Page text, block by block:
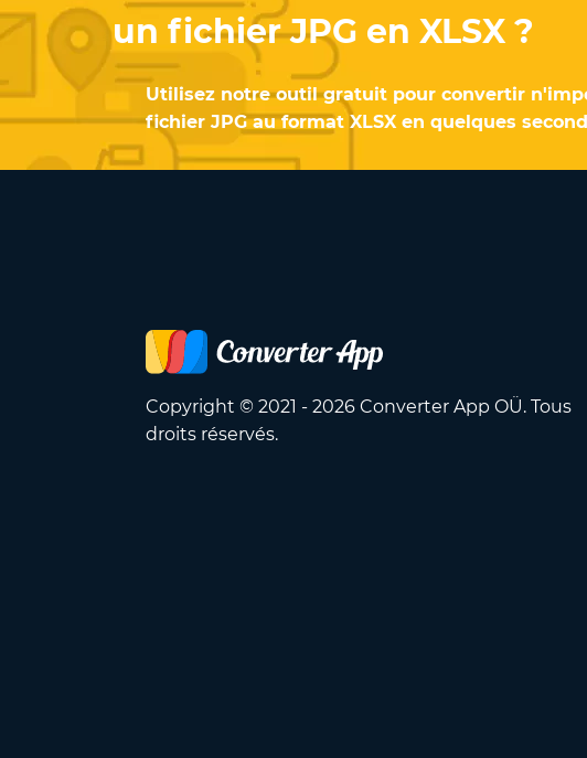
un fichier JPG en XLSX ?
Utilisez notre outil gratuit pour convertir
fichier JPG au format XLSX en quelques
Copyright © 2021 - 2026 Converter App OÜ. Tous
droits réservés.